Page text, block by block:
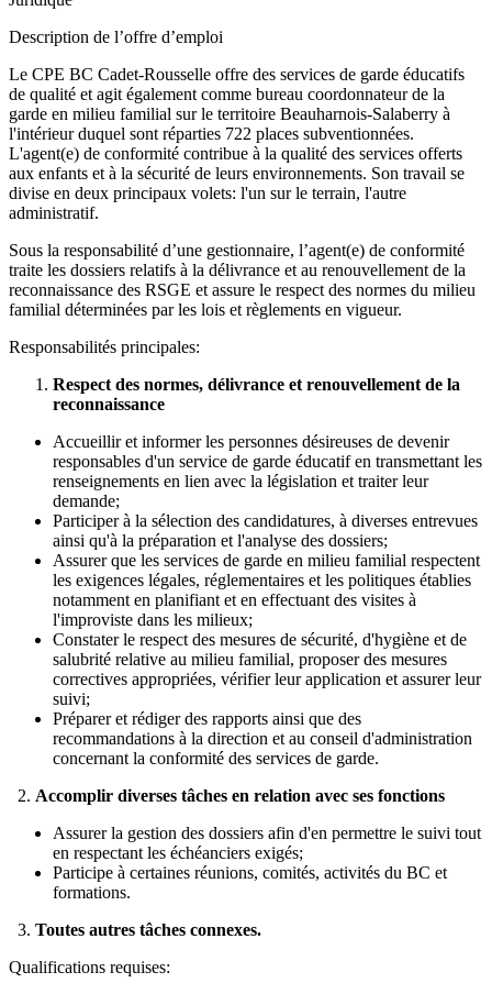
Description de l’offre d’emploi
Le CPE BC Cadet-Rousselle offre des services de garde éducatifs
de qualité et agit également comme bureau coordonnateur de la
garde en milieu familial sur le territoire Beauharnois-Salaberry à
l'intérieur duquel sont réparties 722 places subventionnées.
L'agent(e) de conformité contribue à la qualité des services offerts
aux enfants et à la sécurité de leurs environnements. Son travail se
divise en deux principaux volets: l'un sur le terrain, l'autre
administratif.
Sous la responsabilité d’une gestionnaire, l’agent(e) de conformité
traite les dossiers relatifs à la délivrance et au renouvellement de la
reconnaissance des RSGE et assure le respect des normes du milieu
familial déterminées par les lois et règlements en vigueur.
Responsabilités principales:
Respect des normes, délivrance et renouvellement de la
reconnaissance
Accueillir et informer les personnes désireuses de devenir
responsables d'un service de garde éducatif en transmettant les
renseignements en lien avec la législation et traiter leur
demande;
Participer à la sélection des candidatures, à diverses entrevues
ainsi qu'à la préparation et l'analyse des dossiers;
Assurer que les services de garde en milieu familial respectent
les exigences légales, réglementaires et les politiques établies
notamment en planifiant et en effectuant des visites à
l'improviste dans les milieux;
Constater le respect des mesures de sécurité, d'hygiène et de
salubrité relative au milieu familial, proposer des mesures
correctives appropriées, vérifier leur application et assurer leur
suivi;
Préparer et rédiger des rapports ainsi que des
recommandations à la direction et au conseil d'administration
concernant la conformité des services de garde.
2. Accomplir diverses tâches en relation avec ses fonctions
Assurer la gestion des dossiers afin d'en permettre le suivi tout
en respectant les échéanciers exigés;
Participe à certaines réunions, comités, activités du BC et
formations.
3. Toutes autres tâches connexes.
Qualifications requises: